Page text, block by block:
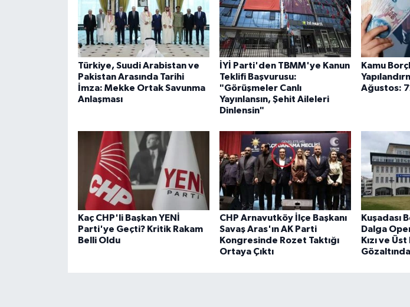
Türkiye, Suudi Arabistan ve
Pakistan Arasında Tarihi
İmza: Mekke Ortak Savunma
Anlaşması
İYİ Parti'den TBMM'ye Kanun
Teklifi Başvurusu:
"Görüşmeler Canlı
Yayınlansın, Şehit Aileleri
Dinlensin"
Kamu
Ağustos:
Kaç CHP'li Başkan YENİ
Parti'ye Geçti? Kritik Rakam
Belli Oldu
CHP Arnavutköy İlçe Başkanı
Savaş Aras'ın AK Parti
Kongresinde Rozet Taktığı
Ortaya Çıktı
Kuşadası
Dalga
Kızı ve
Gözaltında